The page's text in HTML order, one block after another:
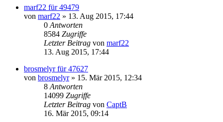
marf22 für 49479
von marf22 » 13. Aug 2015, 17:44
0 Antworten
8584 Zugriffe
Letzter Beitrag von marf22
13. Aug 2015, 17:44
brosmelyr für 47627
von brosmelyr» 15. Mär 2015, 12:34
8 Antworten
14099 Zugriffe
Letzter Beitrag von CaptB
16. Mär 2015, 09:14